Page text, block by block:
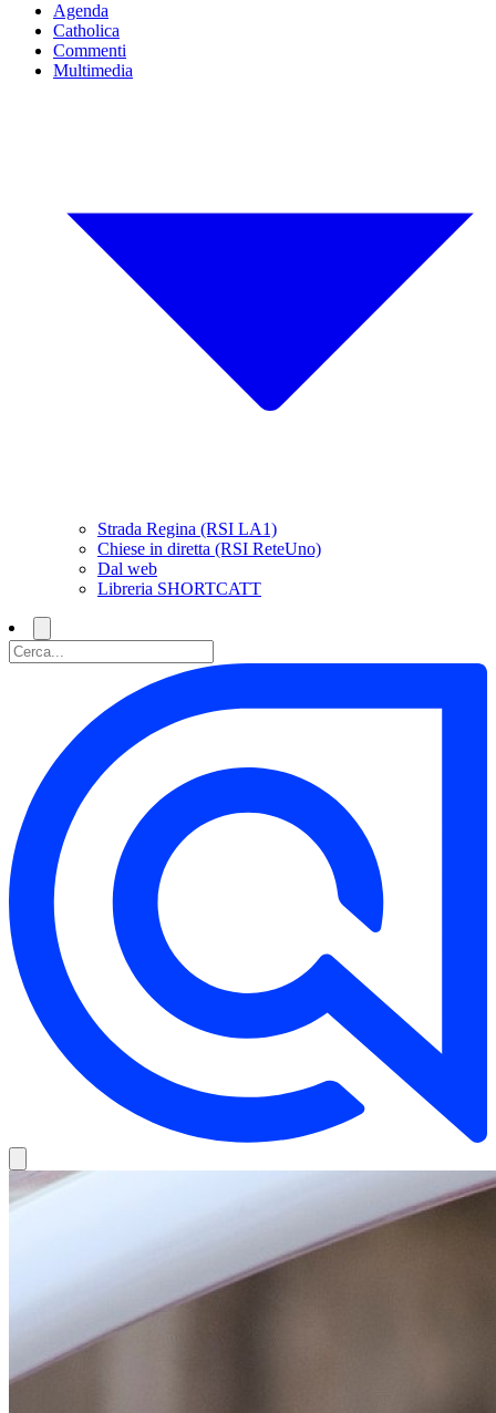
Agenda
Catholica
Commenti
Multimedia
Strada Regina (RSI LA1)
Chiese in diretta (RSI ReteUno)
Dal web
Libreria SHORTCATT